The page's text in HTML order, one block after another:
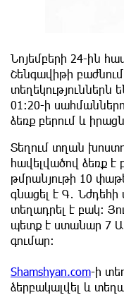
Նոյեմբերի 24-ին
Շենգավիթի
տեղեկություններն
01։20-ի
ձեռք բերում և
Տեղում տղան
հավելվածով ձեռք
թմրանյութի 10
գնացել է Գ․
տեղադրել է բակ:
պետք է ստանար 7
գումար։
Shamshyan.com-ի
ձերբակալվել և